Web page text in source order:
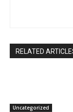
RELATED
Uncategorized